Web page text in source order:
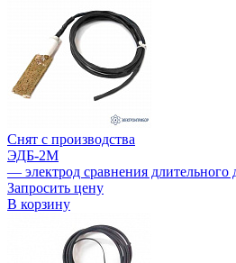
Снят с производства
ЭДБ-2М
— электрод сравнения длительного
Запросить цену
В корзину